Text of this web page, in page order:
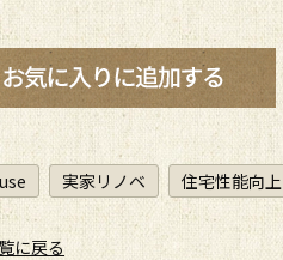
実家リノベ 住宅性能向上
に戻る